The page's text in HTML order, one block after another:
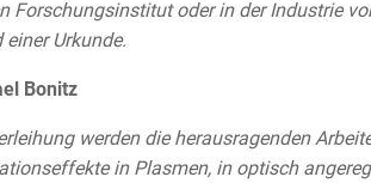
Forschungsinstitut oder in der Industrie
einer Urkunde.
Bonitz
werden die herausragenden
in Plasmen, in optisch